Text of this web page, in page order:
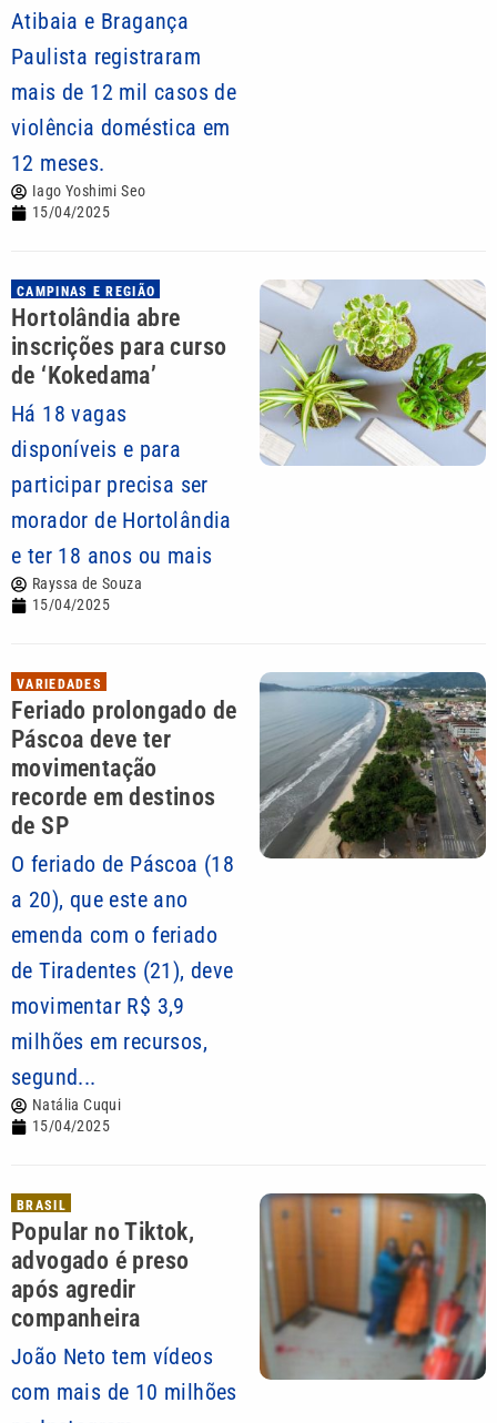
Atibaia e Bragança
Paulista registraram
mais de 12 mil casos de
violência doméstica em
12 meses.
Iago Yoshimi Seo
15/04/2025
CAMPINAS E REGIÃO
Hortolândia abre
inscrições para curso
de ‘Kokedama’
Há 18 vagas
disponíveis e para
participar precisa ser
morador de Hortolândia
e ter 18 anos ou mais
Rayssa de Souza
15/04/2025
VARIEDADES
Feriado prolongado de
Páscoa deve ter
movimentação
recorde em destinos
de SP
O feriado de Páscoa (18
a 20), que este ano
emenda com o feriado
de Tiradentes (21), deve
movimentar R$ 3,9
milhões em recursos,
segund...
Natália Cuqui
15/04/2025
BRASIL
Popular no Tiktok,
advogado é preso
após agredir
companheira
João Neto tem vídeos
com mais de 10 milhões